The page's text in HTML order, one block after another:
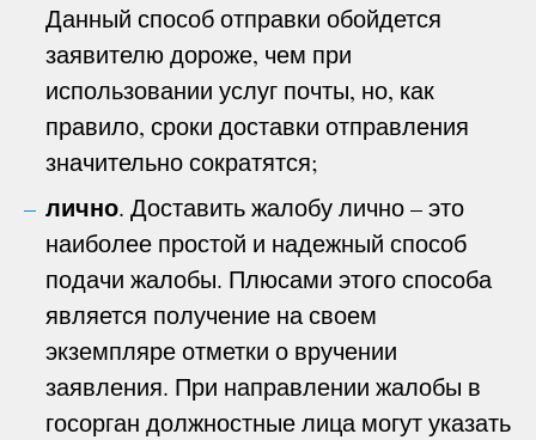
Данный способ отправки обойдется
заявителю дороже, чем при
использовании услуг почты, но, как
правило, сроки доставки отправления
значительно сократятся;
лично. Доставить жалобу лично – это
наиболее простой и надежный способ
подачи жалобы. Плюсами этого способа
является получение на своем
экземпляре отметки о вручении
заявления. При направлении жалобы в
госорган должностные лица могут указать